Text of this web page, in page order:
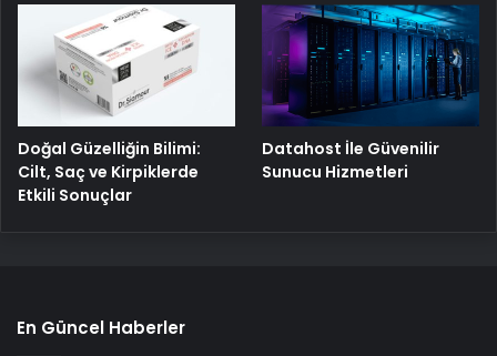
Doğal Güzelliğin Bilimi:
Cilt, Saç ve Kirpiklerde
Etkili Sonuçlar
Datahost İle Güvenilir
Sunucu Hizmetleri
En Güncel Haberler